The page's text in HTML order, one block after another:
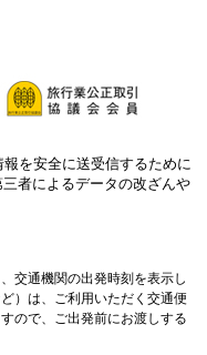
を安全に送受信するために
者によるデータの改ざんや
交通機関の出発時刻を表示し
）は、ご利用いただく交通便
ので、ご出発前にお渡しする